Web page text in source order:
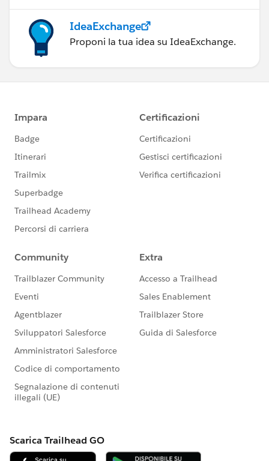
IdeaExchange
Proponi la tua idea su IdeaExchange.